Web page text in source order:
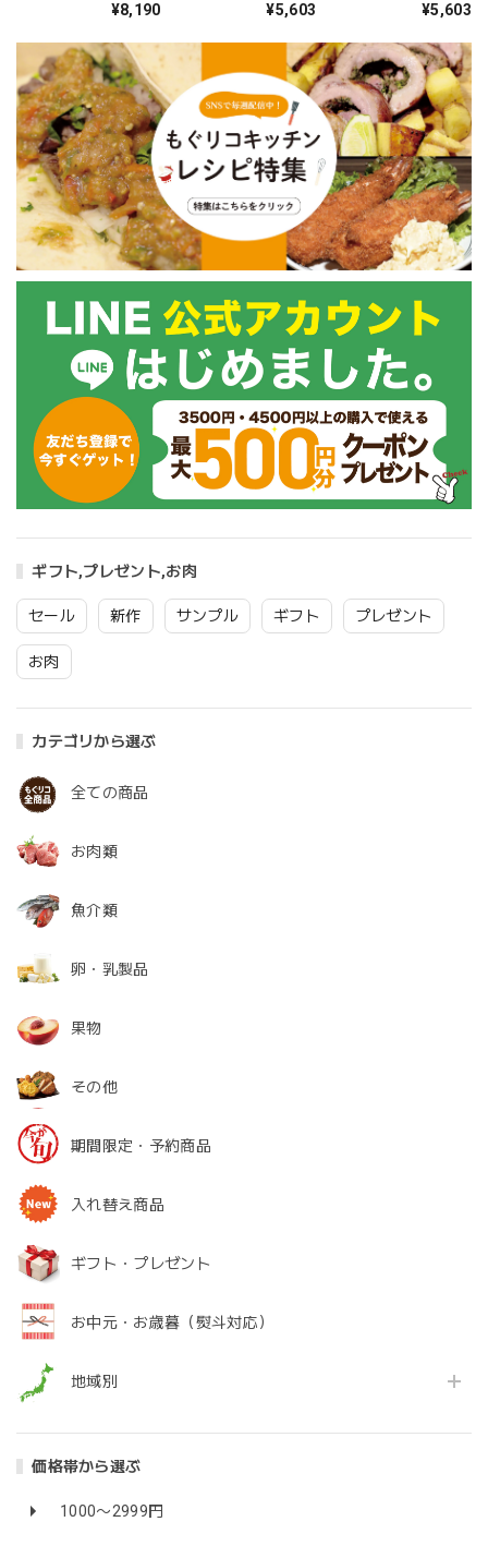
ギフト,プレゼント,お肉
セール 新作 サンプル ギフト プレゼント
お肉
カテゴリから選ぶ
全ての商品
お肉類
魚介類
卵・乳製品
果物
その他
期間限定・予約商品
入れ替え商品
ギフト・プレゼント
お中元・お歳暮（熨斗対応）
地域別
価格帯から選ぶ
1000〜2999円
トセット⑤ L玉 2
¥8,190
産・熊本産）1.6kg
本 中サイズ８本、
サイズ色々８本）
¥5,603
ｋｇ以上（福岡、鹿
か）
¥5,603